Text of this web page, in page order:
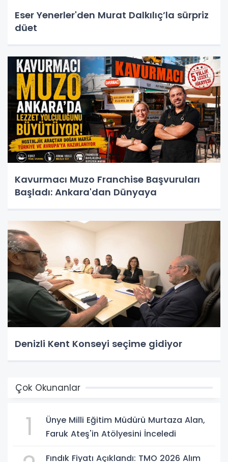
Eser Yenerler'den Murat Dalkılıç’la sürpriz
düet
Kavurmacı Muzo Franchise Başvuruları
Başladı: Ankara'dan Dünyaya
Denizli Kent Konseyi seçime gidiyor
Çok Okunanlar
1
Ünye Milli Eğitim Müdürü Murtaza Alan,
Faruk Ateş'in Atölyesini İnceledi
Fındık Fiyatı Açıklandı: TMO 2026 Alım